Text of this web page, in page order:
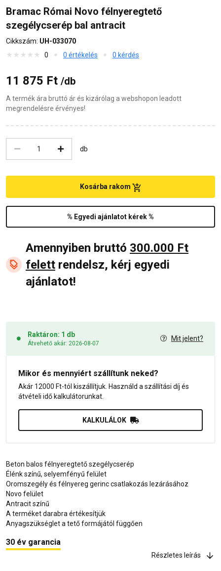
Bramac Római Novo félnyeregtető
szegélycserép bal antracit
Cikkszám: UH-033070
0
0 értékelés 0 kérdés
11 875 Ft /db
A termék ára bruttó ár és kizárólag a webshopon leadott
megrendelésre érvényes!
db
% Egyedi ajánlatot kérek %
Kosárba rakom
Amennyiben bruttó 300.000 Ft
felett rendelsz, kérj egyedi
ajánlatot!
Raktáron: 1 db
Átvehető akár: 2026-08-07
Mit jelent?
Mikor és mennyiért szállítunk neked?
Akár 12000 Ft-tól kiszállítjuk. Használd a szállítási díj és
átvételi idő kalkulátorunkat.
KALKULÁLOK
Beton balos félnyeregtető szegélycserép
Élénk színű, selyemfényű felület
Oromszegély és félnyereg gerinc csatlakozás lezárásához
Novo felület
Antracit színű
A terméket darabra értékesítjük
Anyagszükséglet a tető formájától függően
30 év garancia
Részletes leírás